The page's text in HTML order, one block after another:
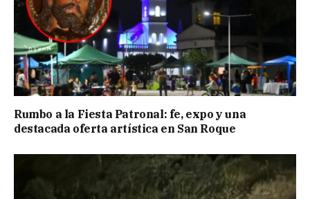
Rumbo a la Fiesta Patronal: fe, expo y una
destacada oferta artística en San Roque